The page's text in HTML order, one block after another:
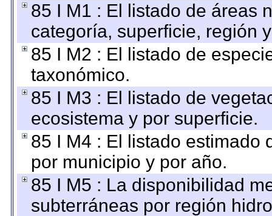
85 I M1 : El listado de áreas
categoría, superficie, región
85 I M2 : El listado de
taxonómico.
85 I M3 : El listado de
ecosistema y por superficie.
85 I M4 : El listado estimado
por municipio y por año.
85 I M5 : La disponibilidad
subterráneas por región